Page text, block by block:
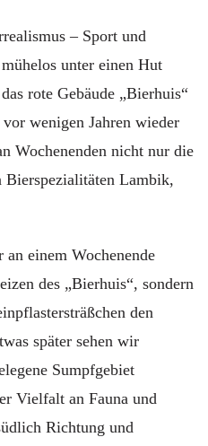
– Sport und
unter einen Hut
rote Gebäude „Bierhuis“
wenigen Jahren wieder
Wochenenden nicht nur die
Bierspezialitäten Lambik,
einem Wochenende
des „Bierhuis“, sondern
den
später sehen wir
Sumpfgebiet
Vielfalt an Fauna und
Richtung und